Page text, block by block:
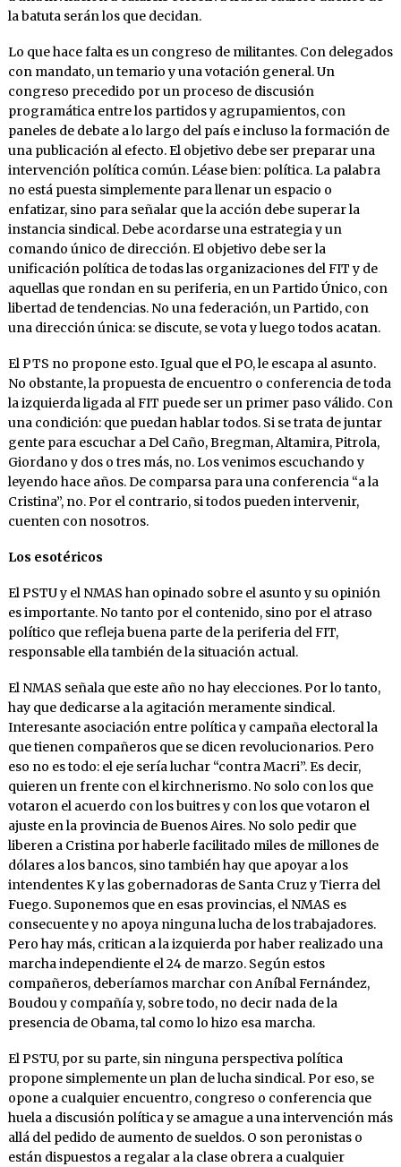
la batuta serán los que decidan.
Lo que hace falta es un congreso de militantes. Con delegados
con mandato, un temario y una votación general. Un
congreso precedido por un proceso de discusión
programática entre los partidos y agrupamientos, con
paneles de debate a lo largo del país e incluso la formación de
una publicación al efecto. El objetivo debe ser preparar una
intervención política común. Léase bien: política. La palabra
no está puesta simplemente para llenar un espacio o
enfatizar, sino para señalar que la acción debe superar la
instancia sindical. Debe acordarse una estrategia y un
comando único de dirección. El objetivo debe ser la
unificación política de todas las organizaciones del FIT y de
aquellas que rondan en su periferia, en un Partido Único, con
libertad de tendencias. No una federación, un Partido, con
una dirección única: se discute, se vota y luego todos acatan.
El PTS no propone esto. Igual que el PO, le escapa al asunto.
No obstante, la propuesta de encuentro o conferencia de toda
la izquierda ligada al FIT puede ser un primer paso válido. Con
una condición: que puedan hablar todos. Si se trata de juntar
gente para escuchar a Del Caño, Bregman, Altamira, Pitrola,
Giordano y dos o tres más, no. Los venimos escuchando y
leyendo hace años. De comparsa para una conferencia “a la
Cristina”, no. Por el contrario, si todos pueden intervenir,
cuenten con nosotros.
Los esotéricos
El PSTU y el NMAS han opinado sobre el asunto y su opinión
es importante. No tanto por el contenido, sino por el atraso
político que refleja buena parte de la periferia del FIT,
responsable ella también de la situación actual.
El NMAS señala que este año no hay elecciones. Por lo tanto,
hay que dedicarse a la agitación meramente sindical.
Interesante asociación entre política y campaña electoral la
que tienen compañeros que se dicen revolucionarios. Pero
eso no es todo: el eje sería luchar “contra Macri”. Es decir,
quieren un frente con el kirchnerismo. No solo con los que
votaron el acuerdo con los buitres y con los que votaron el
ajuste en la provincia de Buenos Aires. No solo pedir que
liberen a Cristina por haberle facilitado miles de millones de
dólares a los bancos, sino también hay que apoyar a los
intendentes K y las gobernadoras de Santa Cruz y Tierra del
Fuego. Suponemos que en esas provincias, el NMAS es
consecuente y no apoya ninguna lucha de los trabajadores.
Pero hay más, critican a la izquierda por haber realizado una
marcha independiente el 24 de marzo. Según estos
compañeros, deberíamos marchar con Aníbal Fernández,
Boudou y compañía y, sobre todo, no decir nada de la
presencia de Obama, tal como lo hizo esa marcha.
El PSTU, por su parte, sin ninguna perspectiva política
propone simplemente un plan de lucha sindical. Por eso, se
opone a cualquier encuentro, congreso o conferencia que
huela a discusión política y se amague a una intervención más
allá del pedido de aumento de sueldos. O son peronistas o
están dispuestos a regalar a la clase obrera a cualquier